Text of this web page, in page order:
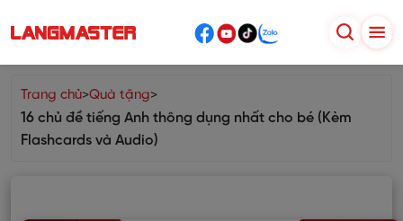
Trang chủ>Quà tặng>
16 chủ đề tiếng Anh thông dụng nhất cho bé (Kèm
Flashcards và Audio)